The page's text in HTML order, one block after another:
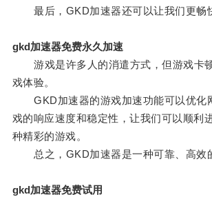
最后，GKD加速器还可以让我们更畅
gkd加速器免费永久加速
游戏是许多人的消遣方式，但游戏卡
戏体验。
GKD加速器的游戏加速功能可以优化
戏的响应速度和稳定性，让我们可以顺利
种精彩的游戏。
总之，GKD加速器是一种可靠、高效
gkd加速器免费试用